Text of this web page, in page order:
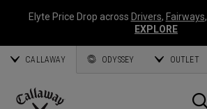
Elyte Price Drop across Drivers, Fairways,
EXPLORE
CALLAWAY ODYSSEY OUTLET